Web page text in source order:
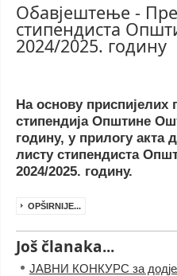
Обавјештење -
стипендиста
2024/2025. годину
На основу приспијелих
стипендија Општине
годину, у прилогу
листу стипендиста
2024/2025. годину.
OPŠIRNIJE...
Još članaka...
ЈАВНИ КОНКУРС за